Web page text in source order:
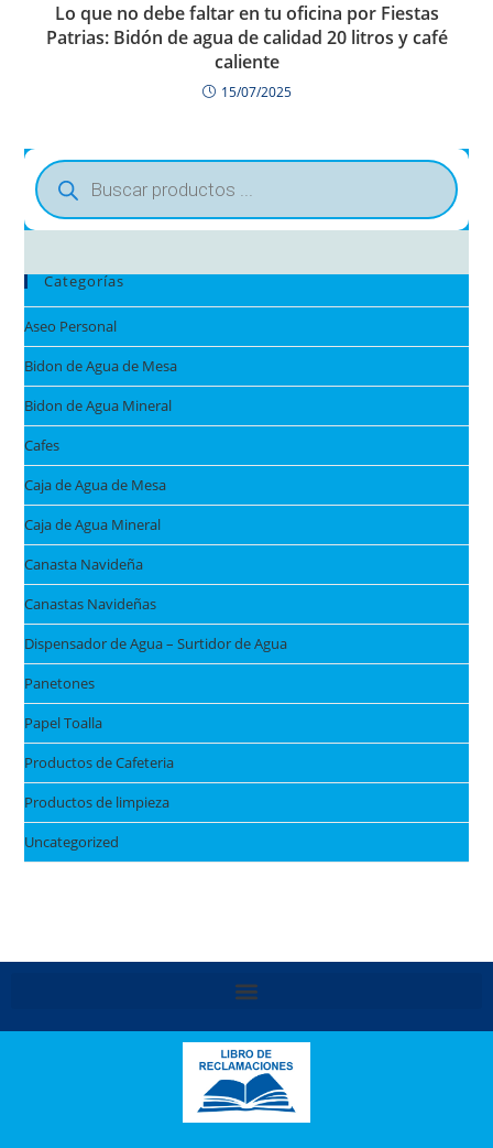
Lo que no debe faltar en tu oficina por Fiestas
Patrias: Bidón de agua de calidad 20 litros y café
caliente
15/07/2025
Categorías
Aseo Personal
Bidon de Agua de Mesa
Bidon de Agua Mineral
Cafes
Caja de Agua de Mesa
Caja de Agua Mineral
Canasta Navideña
Canastas Navideñas
Dispensador de Agua – Surtidor de Agua
Panetones
Papel Toalla
Productos de Cafeteria
Productos de limpieza
Uncategorized